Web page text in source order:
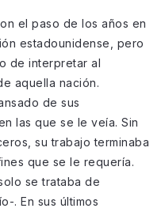
el paso de los años en
estadounidense, pero
de interpretar al
aquella nación.
de sus
las que se le veía. Sin
su trabajo terminaba
que se le requería.
se trataba de
. En sus últimos